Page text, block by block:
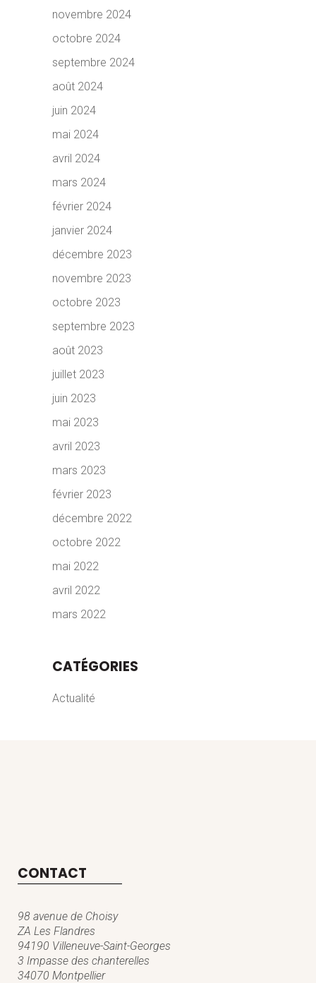
novembre 2024
octobre 2024
septembre 2024
août 2024
juin 2024
mai 2024
avril 2024
mars 2024
février 2024
janvier 2024
décembre 2023
novembre 2023
octobre 2023
septembre 2023
août 2023
juillet 2023
juin 2023
mai 2023
avril 2023
mars 2023
février 2023
décembre 2022
octobre 2022
mai 2022
avril 2022
mars 2022
CATÉGORIES
Actualité
CONTACT
98 avenue de Choisy
ZA Les Flandres
94190 Villeneuve-Saint-Georges
3 Impasse des chanterelles
34070 Montpellier